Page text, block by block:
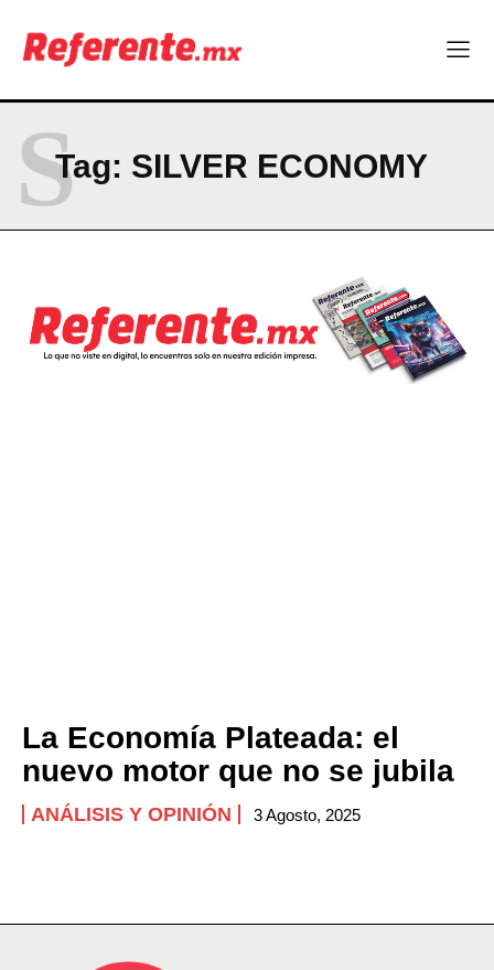
Company
CONTACT
PRIVACY POLICY
Tag: SILVER ECONOMY
S
La Economía Plateada: el
nuevo motor que no se jubila
ANÁLISIS Y OPINIÓN 3 Agosto, 2025